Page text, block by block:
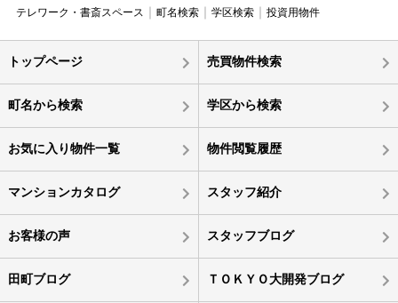
テレワーク・書斎スペース
町名検索 学区検索 投資用物件
トップページ 売買物件検索
町名から検索 学区から検索
お気に入り物件一覧 物件閲覧履歴
マンションカタログ スタッフ紹介
お客様の声 スタッフブログ
田町ブログ ＴＯＫＹＯ大開発ブログ